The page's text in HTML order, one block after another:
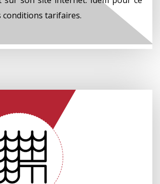
conditions tarifaires.